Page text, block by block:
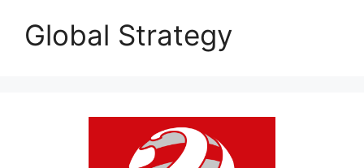
Global Strategy